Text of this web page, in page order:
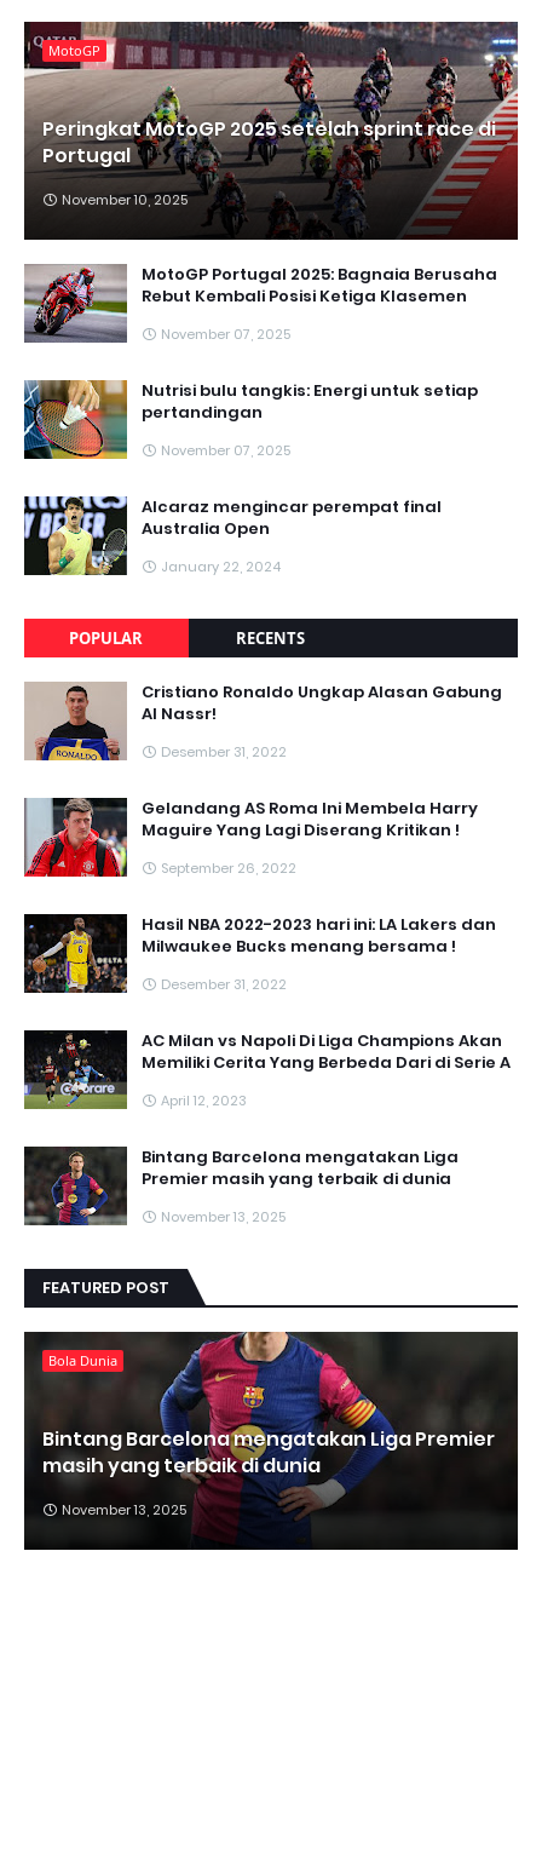
MotoGP
Peringkat MotoGP 2025 setelah sprint race di
Portugal
November 10, 2025
MotoGP Portugal 2025: Bagnaia Berusaha
Rebut Kembali Posisi Ketiga Klasemen
November 07, 2025
Nutrisi bulu tangkis: Energi untuk setiap
pertandingan
November 07, 2025
Alcaraz mengincar perempat final
Australia Open
January 22, 2024
POPULAR RECENTS
Cristiano Ronaldo Ungkap Alasan Gabung
Al Nassr!
Desember 31, 2022
Gelandang AS Roma Ini Membela Harry
Maguire Yang Lagi Diserang Kritikan !
September 26, 2022
Hasil NBA 2022-2023 hari ini: LA Lakers dan
Milwaukee Bucks menang bersama !
Desember 31, 2022
AC Milan vs Napoli Di Liga Champions Akan
Memiliki Cerita Yang Berbeda Dari di Serie A
April 12, 2023
Bintang Barcelona mengatakan Liga
Premier masih yang terbaik di dunia
November 13, 2025
FEATURED POST
Bola Dunia
Bintang Barcelona mengatakan Liga Premier
masih yang terbaik di dunia
November 13, 2025